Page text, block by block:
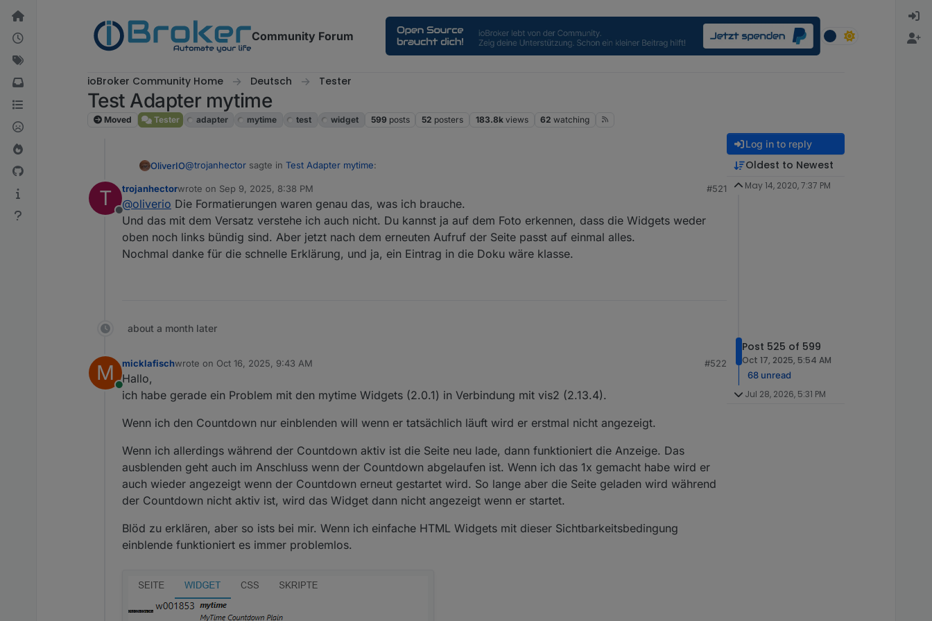
Skip to content
Community Forum
ioBroker Community Home Deutsch Tester
Test Adapter mytime
Moved Tester adapter mytime test widget 599 posts 52 posters 183.8k views 62 watching
OliverIO@trojanhector sagte in Test Adapter mytime:
Text Align Eigenschaft
welchen effekt versuchst du da zu erreichen?
cdclock ist eine flexbox und die display eigenschaft des widgets lässt sich nur begrenz beeinflussen
werde das mal in die doku aufnehmen
T
Offline
trojanhectorwrote on Sep 9, 2025, 8:38 PM
last edited by
#521
@oliverio Die Formatierungen waren genau das, was ich brauche.
Und das mit dem Versatz verstehe ich auch nicht. Du kannst ja auf dem Foto erkennen, dass die Widgets weder
oben noch links bündig sind. Aber jetzt nach dem erneuten Aufruf der Seite passt auf einmal alles.
Nochmal danke für die schnelle Erklärung, und ja, ein Eintrag in die Doku wäre klasse.
about a month later
M
Online
micklafischwrote on Oct 16, 2025, 9:43 AM
last edited by
#522
Hallo,
ich habe gerade ein Problem mit den mytime Widgets (2.0.1) in Verbindung mit vis2 (2.13.4).
Wenn ich den Countdown nur einblenden will wenn er tatsächlich läuft wird er erstmal nicht angezeigt.
Wenn ich allerdings während der Countdown aktiv ist die Seite neu lade, dann funktioniert die Anzeige. Das
ausblenden geht auch im Anschluss wenn der Countdown abgelaufen ist. Wenn ich das 1x gemacht habe wird er
auch wieder angezeigt wenn der Countdown erneut gestartet wird. So lange aber die Seite geladen wird während
der Countdown nicht aktiv ist, wird das Widget dann nicht angezeigt wenn er startet.
Blöd zu erklären, aber so ists bei mir. Wenn ich einfache HTML Widgets mit dieser Sichtbarkeitsbedingung
einblende funktioniert es immer problemlos.
Log in to reply
Oldest to Newest
May 14, 2020, 7:37 PM
Post 525 of 599
Oct 17, 2025, 5:54 AM
68 unread
Jul 28, 2026, 5:31 PM